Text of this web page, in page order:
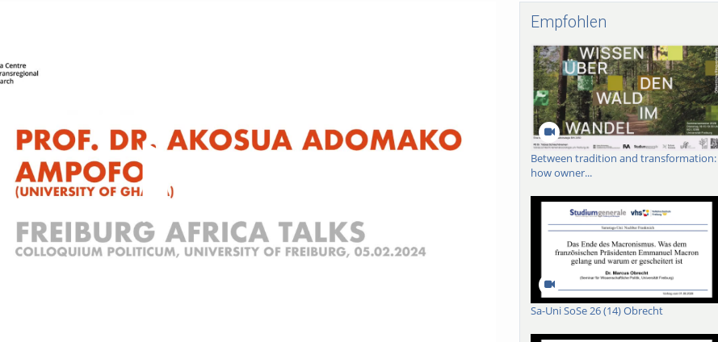
Video abspielen
Empfohlen
Between tradition and transformation:
how owner...
Sa-Uni SoSe 26 (14) Obrecht